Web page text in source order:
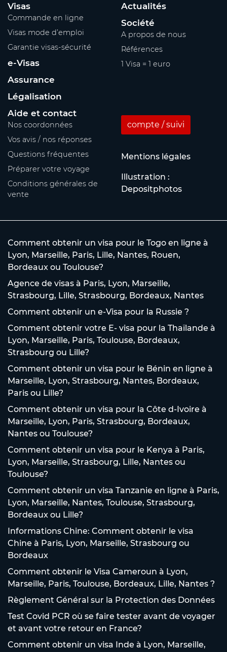
Visas
Commande en ligne
Visas mode d’emploi
Garantie visas-sécurité
e-Visas
Assurance
Légalisation
Actualités
Société
A propos de nous
Références
1 Visa = 1 euro
Aide et contact
Nos coordonnées
Vos avis / nos réponses
Questions fréquentes
Préparer votre voyage
Conditions générales de
vente
compte / suivi
Mentions légales
Illustration :
Depositphotos
Comment obtenir un visa pour le Togo en ligne à
Lyon, Marseille, Paris, Lille, Nantes, Rouen,
Bordeaux ou Toulouse?
Agence de visas à Paris, Lyon, Marseille,
Strasbourg, Lille, Strasbourg, Bordeaux, Nantes
Comment obtenir un e-Visa pour la Russie ?
Comment obtenir votre E- visa pour la Thaïlande à
Lyon, Marseille, Paris, Toulouse, Bordeaux,
Strasbourg ou Lille?
Comment obtenir un visa pour le Bénin en ligne à
Marseille, Lyon, Strasbourg, Nantes, Bordeaux,
Paris ou Lille?
Comment obtenir un visa pour la Côte d-Ivoire à
Marseille, Lyon, Paris, Strasbourg, Bordeaux,
Nantes ou Toulouse?
Comment obtenir un visa pour le Kenya à Paris,
Lyon, Marseille, Strasbourg, Lille, Nantes ou
Toulouse?
Comment obtenir un visa Tanzanie en ligne à Paris,
Lyon, Marseille, Nantes, Toulouse, Strasbourg,
Bordeaux ou Lille?
Informations Chine: Comment obtenir le visa
Chine à Paris, Lyon, Marseille, Strasbourg ou
Bordeaux
Comment obtenir le Visa Cameroun à Lyon,
Marseille, Paris, Toulouse, Bordeaux, Lille, Nantes ?
Règlement Général sur la Protection des Données
Test Covid PCR où se faire tester avant de voyager
et avant votre retour en France?
Comment obtenir un visa Inde à Lyon, Marseille,